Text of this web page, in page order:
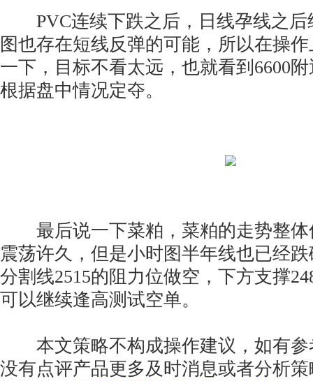
PVC连续下跌之后，日线孕线之后
图也存在短线反弹的可能，所以在操
一下，目标不看太远，也就看到6600
根据盘中情况定夺。
最后说一下菜粕，菜粕的走势整体
震荡许久，但是小时图半年线也已经
分割线2515的阻力位做空，下方支撑
可以继续逢高测试空单。
本文策略不构成操作建议，如有参
没有点评产品更多及时消息或者分析